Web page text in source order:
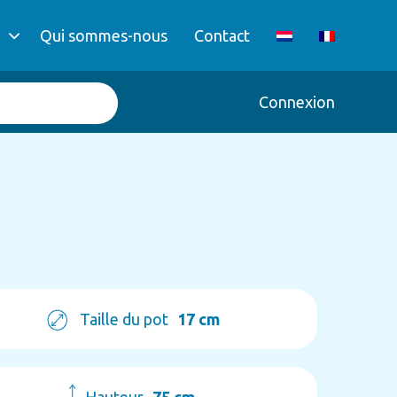
Qui sommes-nous Contact
Connexion
Taille du pot 17 cm